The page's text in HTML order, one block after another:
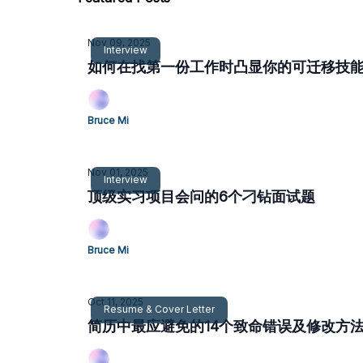
Interview
Nov 09, 2025
如何在找第一份工作时凸显你的可迁移技
Bruce Mi
Interview
Nov 01, 2025
顶级实习项目会问的6个刁钻面试题
Bruce Mi
Resume & Cover Letter
Oct 11, 2025
简历中最应避免的14个致命错误及修改方